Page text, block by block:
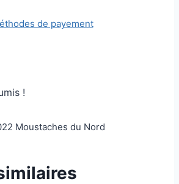
de payement
!
Moustaches du Nord